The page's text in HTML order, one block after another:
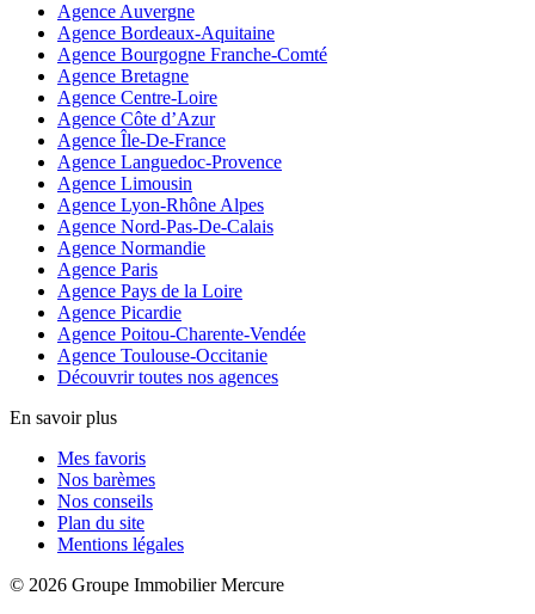
Agence Auvergne
Agence Bordeaux-Aquitaine
Agence Bourgogne Franche-Comté
Agence Bretagne
Agence Centre-Loire
Agence Côte d’Azur
Agence Île-De-France
Agence Languedoc-Provence
Agence Limousin
Agence Lyon-Rhône Alpes
Agence Nord-Pas-De-Calais
Agence Normandie
Agence Paris
Agence Pays de la Loire
Agence Picardie
Agence Poitou-Charente-Vendée
Agence Toulouse-Occitanie
Découvrir toutes nos agences
En savoir plus
Mes favoris
Nos barèmes
Nos conseils
Plan du site
Mentions légales
© 2026 Groupe Immobilier Mercure